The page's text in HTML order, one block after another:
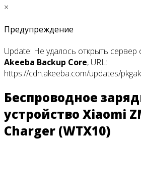
×
Предупреждение
Update: Не удалось открыть
Akeeba Backup Core, URL:
https://cdn.akeeba.com/updates/
Беспроводное
устройство Xiaomi
Charger (WTX10)